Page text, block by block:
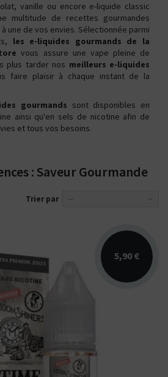
vanille ou encore e-liquide classic
multitude de recettes gourmandes
une de vos envies. Sélectionnée parmi
les e-liquides gourmands de la
vous assure une vape pleine de
plus tarder nos meilleurs e-liquides
faire plaisir à chaque instant de la
gourmands sont disponibles en
ainsi qu'en sels de nicotine afin de
et tous vos besoins.
: Saveur Gourmande
Trier par --
5,90 €